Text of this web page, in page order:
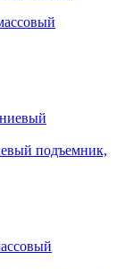
подъемник,